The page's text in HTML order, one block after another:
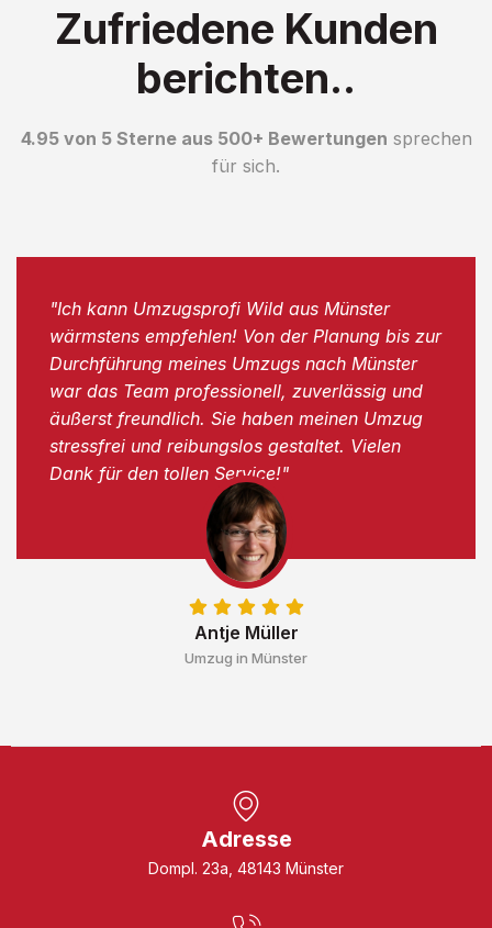
Zufriedene Kunden
berichten..
4.95 von 5 Sterne aus 500+ Bewertungen sprechen
für sich.
Antje Müller
Umzug in Münster
"Ich kann Umzugsprofi Wild aus Münster
wärmstens empfehlen! Von der Planung bis zur
Durchführung meines Umzugs nach Münster
war das Team professionell, zuverlässig und
äußerst freundlich. Sie haben meinen Umzug
stressfrei und reibungslos gestaltet. Vielen
Dank für den tollen Service!"
Adresse
Dompl. 23a, 48143 Münster